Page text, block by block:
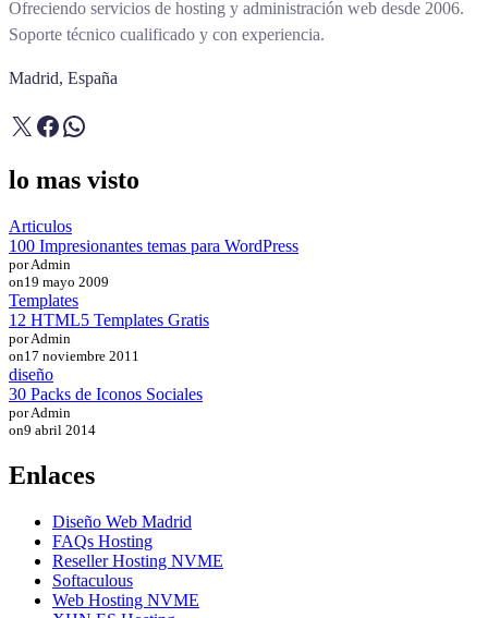
Ofreciendo servicios de hosting y administración web desde 2006.
Soporte técnico cualificado y con experiencia.
Madrid, España
X Facebook
WhatsApp
lo mas visto
Articulos
100 Impresionantes temas para WordPress
por Admin
on19 mayo 2009
Templates
12 HTML5 Templates Gratis
por Admin
on17 noviembre 2011
diseño
30 Packs de Iconos Sociales
por Admin
on9 abril 2014
Enlaces
Diseño Web Madrid
FAQs Hosting
Reseller Hosting NVME
Softaculous
Web Hosting NVME